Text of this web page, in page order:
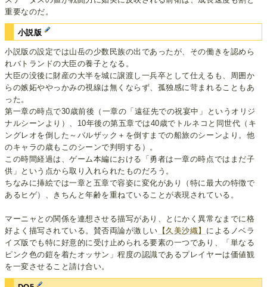
重要なのだ。
小説版
小説版の設定では山岳の少数民族の出であったが、その働きを認めら
れバトランドの大臣の養子となる。
大臣の没後に財産の大半を城に譲渡し一兵卒として仕えるも、周囲か
らの嫉妬ややっかみの視線は無くならず、孤独感に苛まれることもあ
った。
第一章の時点で30歳前後（一章の「遠征先での祝宴中」というオリジ
ナルシーンより）、10年後の第五章では40歳でトルネコと同世代（キ
ングレオを倒した～バルザック＋を倒すまでの船旅のシーンより。他
のキャラの歳もこのシーンで判明する）。
この時間経過は、ゲーム本編における「勇者は一章の時点ではまだ子
供」という点から取り入れられたものだろう。
ちなみに挿絵では一章と五章で容姿に変化があり（特に最大の特徴で
あるヒゲ）、きちんと年齢を重ねていることが表現されている。
マーニャとの関係を連想させる描写があり、とにかく異常なまでに格
好よく描写されている。賛否両論が激しい 【久美沙織】 によるノベラ
イズ版でも特に好意的に受け止められる要素の一つであり、「単なる
ピンク色の鎧を着たオッサン」程度の認識であるプレイヤーは価値観
を一変させること請け合い。